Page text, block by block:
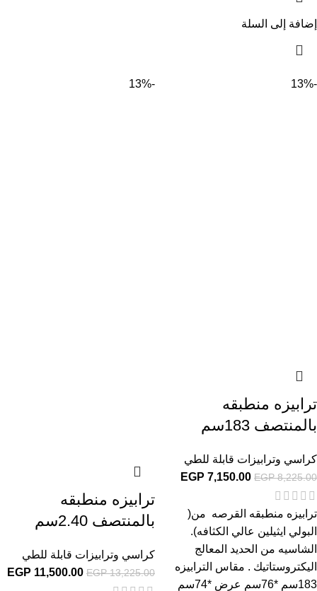
إضافة إلى السلة
-13%
ترابيزه منطبقه
بالمنتصف 183سم
كراسي وترابيزات قابلة للطي
EGP8,225.00
EGP 7,150.00
ترابيزه منطبقه القرصه من(
البولي ايثيلين عالي الكثافه).
الشاسيه من الحديد المعالج
اليكتروستاتيك . مقاس الترابيزه
183سم *76سم عرض *74سم
-13%
ترابيزه منطبقه
بالمنتصف 2.40سم
كراسي وترابيزات قابلة للطي
EGP13,225.00
EGP 11,500.00